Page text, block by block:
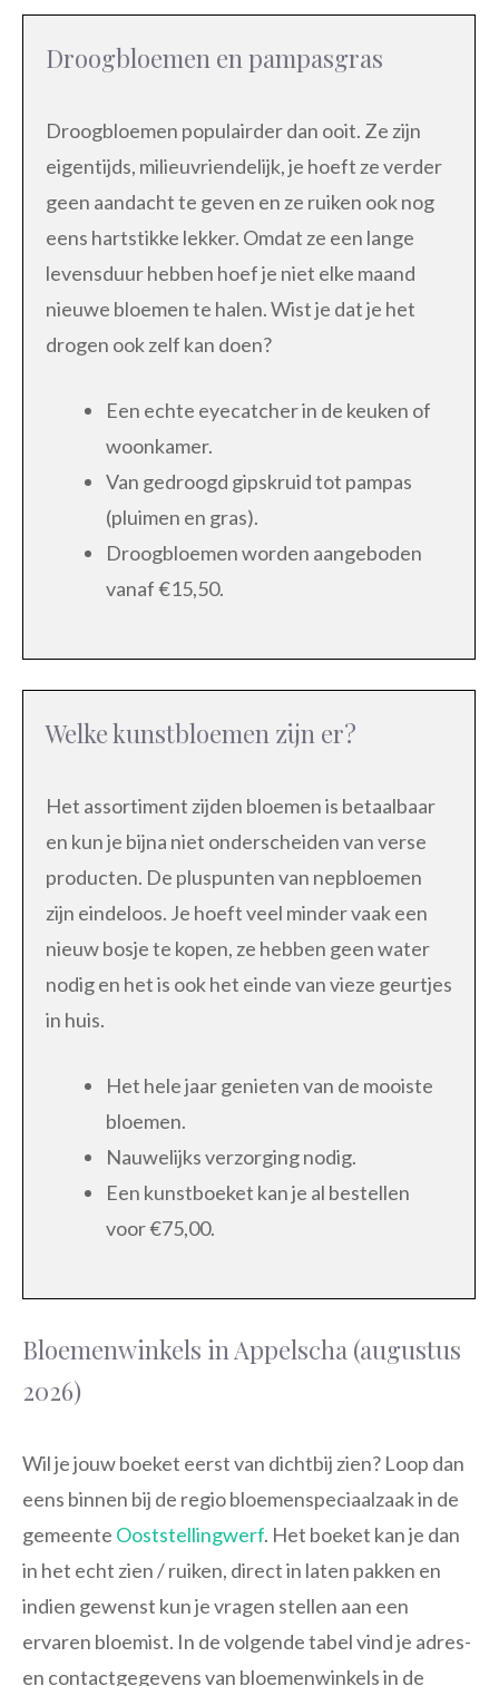
Droogbloemen en pampasgras
Droogbloemen populairder dan ooit. Ze zijn
eigentijds, milieuvriendelijk, je hoeft ze verder
geen aandacht te geven en ze ruiken ook nog
eens hartstikke lekker. Omdat ze een lange
levensduur hebben hoef je niet elke maand
nieuwe bloemen te halen. Wist je dat je het
drogen ook zelf kan doen?
Een echte eyecatcher in de keuken of
woonkamer.
Van gedroogd gipskruid tot pampas
(pluimen en gras).
Droogbloemen worden aangeboden
vanaf €15,50.
Welke kunstbloemen zijn er?
Het assortiment zijden bloemen is betaalbaar
en kun je bijna niet onderscheiden van verse
producten. De pluspunten van nepbloemen
zijn eindeloos. Je hoeft veel minder vaak een
nieuw bosje te kopen, ze hebben geen water
nodig en het is ook het einde van vieze geurtjes
in huis.
Het hele jaar genieten van de mooiste
bloemen.
Nauwelijks verzorging nodig.
Een kunstboeket kan je al bestellen
voor €75,00.
Bloemenwinkels in Appelscha (augustus
2026)
Wil je jouw boeket eerst van dichtbij zien? Loop dan
eens binnen bij de regio bloemenspeciaalzaak in de
gemeente Ooststellingwerf. Het boeket kan je dan
in het echt zien / ruiken, direct in laten pakken en
indien gewenst kun je vragen stellen aan een
ervaren bloemist. In de volgende tabel vind je adres-
en contactgegevens van bloemenwinkels in de